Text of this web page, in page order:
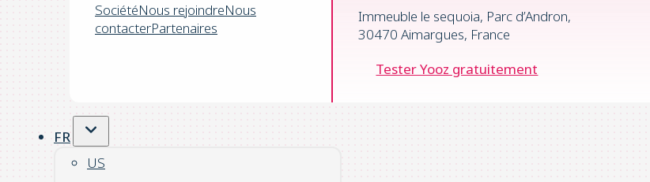
SociétéNous rejoindreNous
contacterPartenaires
Immeuble le sequoia, Parc d’Andron,
30470 Aimargues, France
Tester Yooz gratuitement
FR
US